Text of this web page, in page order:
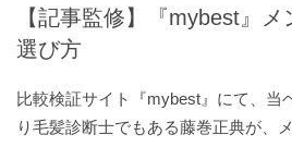
【記事監修】『mybest』
選び方
比較検証サイト『mybest』にて、当
り毛髪診断士でもある藤巻正典が、